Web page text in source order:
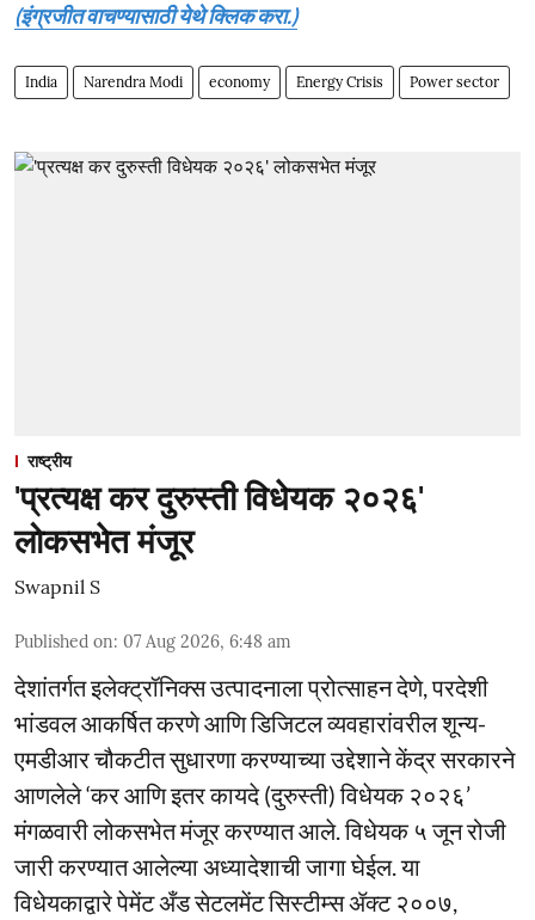
(इंग्रजीत वाचण्यासाठी येथे क्लिक करा.)
India Narendra Modi economy Energy Crisis Power sector
राष्ट्रीय
'प्रत्यक्ष कर दुरुस्ती विधेयक २०२६'
लोकसभेत मंजूर
Swapnil S
Published on: 07 Aug 2026, 6:48 am
देशांतर्गत इलेक्ट्रॉनिक्स उत्पादनाला प्रोत्साहन देणे, परदेशी
भांडवल आकर्षित करणे आणि डिजिटल व्यवहारांवरील शून्य-
एमडीआर चौकटीत सुधारणा करण्याच्या उद्देशाने केंद्र सरकारने
आणलेले ‘कर आणि इतर कायदे (दुरुस्ती) विधेयक २०२६’
मंगळवारी लोकसभेत मंजूर करण्यात आले. विधेयक ५ जून रोजी
जारी करण्यात आलेल्या अध्यादेशाची जागा घेईल. या
विधेयकाद्वारे पेमेंट अँड सेटलमेंट सिस्टीम्स ॲक्ट २००७,